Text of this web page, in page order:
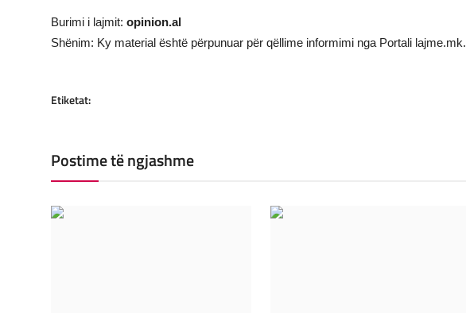
Burimi i lajmit: opinion.al
Shënim: Ky material është përpunuar për qëllime informimi nga Portali lajme.mk.
Etiketat:
Postime të ngjashme